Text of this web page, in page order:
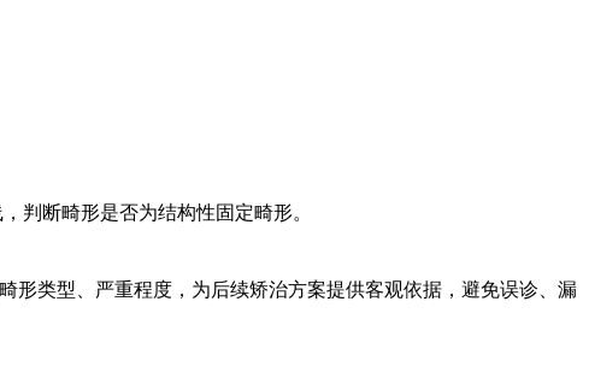
判断畸形是否为结构性固定畸形。
形类型、严重程度，为后续矫治方案提供客观依据，避免误诊、漏